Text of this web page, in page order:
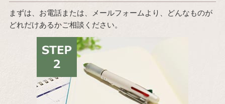
まずは、お電話または、メールフォームより、どんなものが
どれだけあるかご相談ください。